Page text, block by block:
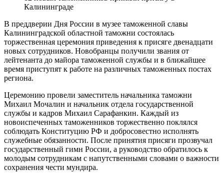
Калининграде
В преддверии Дня России в музее таможенной славы
Калининградской областной таможни состоялась
торжественная церемония приведения к присяге двенадцати
новых сотрудников. Новобранцы получили звания от
лейтенанта до майора таможенной службы и в ближайшее
время приступят к работе на различных таможенных постах
региона.
Церемонию провели заместитель начальника таможни
Михаил Мочалин и начальник отдела государственной
службы и кадров Михаил Сарафанкин. Каждый из
новоиспеченных таможенников торжественно поклялся
соблюдать Конституцию РФ и добросовестно исполнять
служебные обязанности. После принятия присяги прозвучал
государственный гимн России, а руководство обратилось к
молодым сотрудникам с напутственными словами о важности
сохранения чести мундира.